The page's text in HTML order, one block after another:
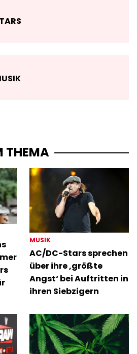
THEMA
MUSIK
AC/DC-Stars sprechen
über ihre ‚größte
Angst‘ bei Auftritten in
ihren Siebzigern